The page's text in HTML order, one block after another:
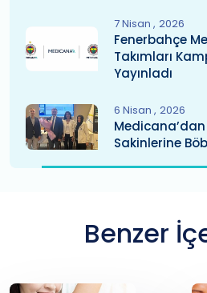
7 Nisan 2026
Fenerbahçe
Takımları
Yayınladı
6 Nisan 2026
Sakinlerine
Benzer